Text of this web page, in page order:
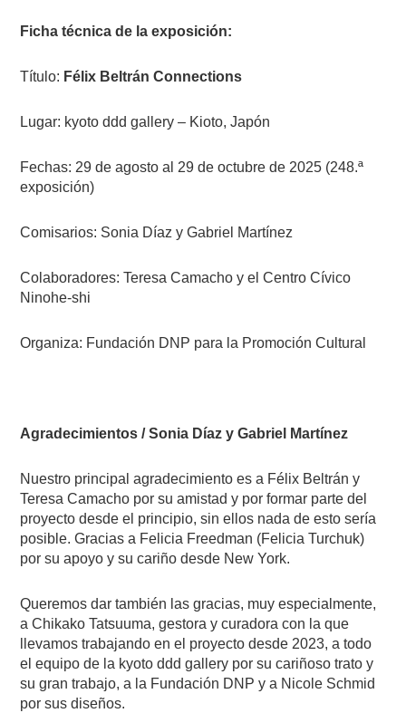
Ficha técnica de la exposición:
Título: Félix Beltrán Connections
Lugar: kyoto ddd gallery – Kioto, Japón
Fechas: 29 de agosto al 29 de octubre de 2025 (248.ª
exposición)
Comisarios: Sonia Díaz y Gabriel Martínez
Colaboradores: Teresa Camacho y el Centro Cívico
Ninohe-shi
Organiza: Fundación DNP para la Promoción Cultural
Agradecimientos/ Sonia Díaz y Gabriel Martínez
Nuestro principal agradecimiento es a Félix Beltrán y
Teresa Camacho por su amistad y por formar parte del
proyecto desde el principio, sin ellos nada de esto sería
posible. Gracias a Felicia Freedman (Felicia Turchuk)
por su apoyo y su cariño desde New York.
Queremos dar también las gracias, muy especialmente,
a Chikako Tatsuuma, gestora y curadora con la que
llevamos trabajando en el proyecto desde 2023, a todo
el equipo de la kyoto ddd gallery por su cariñoso trato y
su gran trabajo, a la Fundación DNP y a Nicole Schmid
por sus diseños.